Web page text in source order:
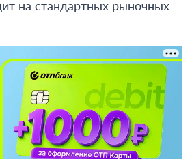
на стандартных рыночных